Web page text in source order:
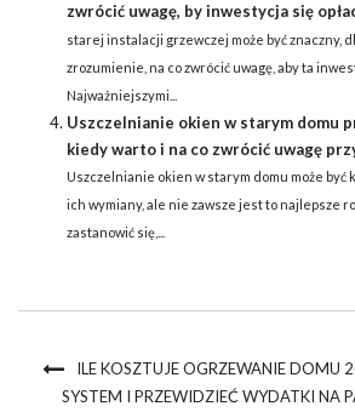
zwrócić uwagę, by inwestycja się
starej instalacji grzewczej może być znaczny,
zrozumienie, na co zwrócić uwagę, aby ta
Najważniejszymi...
Uszczelnianie okien w starym domu
kiedy warto i na co zwrócić uwagę
Uszczelnianie okien w starym domu może być
ich wymiany, ale nie zawsze jest to najlepsze
zastanowić się,...
ILE KOSZTUJE OGRZEWANIE DOMU
SYSTEM I PRZEWIDZIEĆ WYDATKI NA